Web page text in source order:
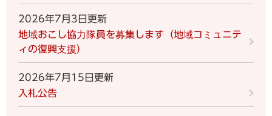
2026年7月3日更新
地域おこし協力隊員を募集します（地域コミュニテ
ィの復興支援）
2026年7月15日更新
入札公告